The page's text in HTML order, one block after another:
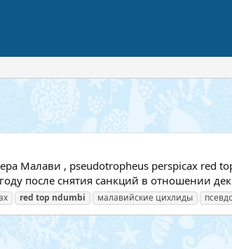
Малави , pseudotropheus perspicax red
после снятия санкций в отношении
red top ndumbi малавийские цихлиды